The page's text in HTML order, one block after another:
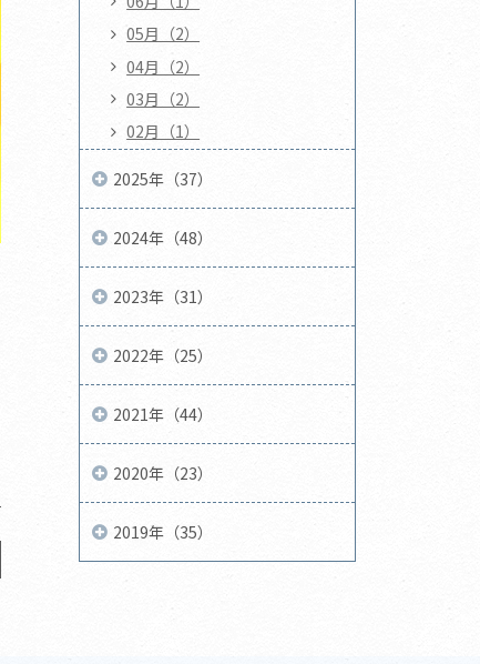
05月（2）
04月（2）
03月（2）
02月（1）
2025年（37）
2024年（48）
2023年（31）
2022年（25）
2021年（44）
2020年（23）
2019年（35）